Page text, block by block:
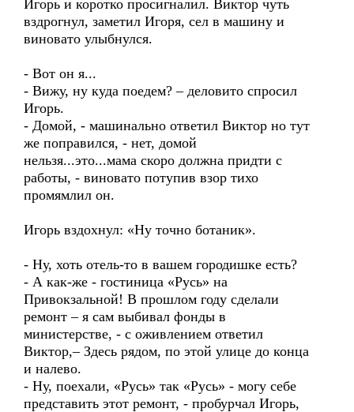
Игорь и коротко просигналил. Виктор чуть
вздрогнул, заметил Игоря, сел в машину и
виновато улыбнулся.
- Вот он я...
- Вижу, ну куда поедем? – деловито спросил
Игорь.
- Домой, - машинально ответил Виктор но тут
же поправился, - нет, домой
нельзя...это...мама скоро должна придти с
работы, - виновато потупив взор тихо
промямлил он.
Игорь вздохнул: «Ну точно ботаник».
- Ну, хоть отель-то в вашем городишке есть?
- А как-же - гостиница «Русь» на
Привокзальной! В прошлом году сделали
ремонт – я сам выбивал фонды в
министерстве, - с оживлением ответил
Виктор,– Здесь рядом, по этой улице до конца
и налево.
- Ну, поехали, «Русь» так «Русь» - могу себе
представить этот ремонт, - пробурчал Игорь,